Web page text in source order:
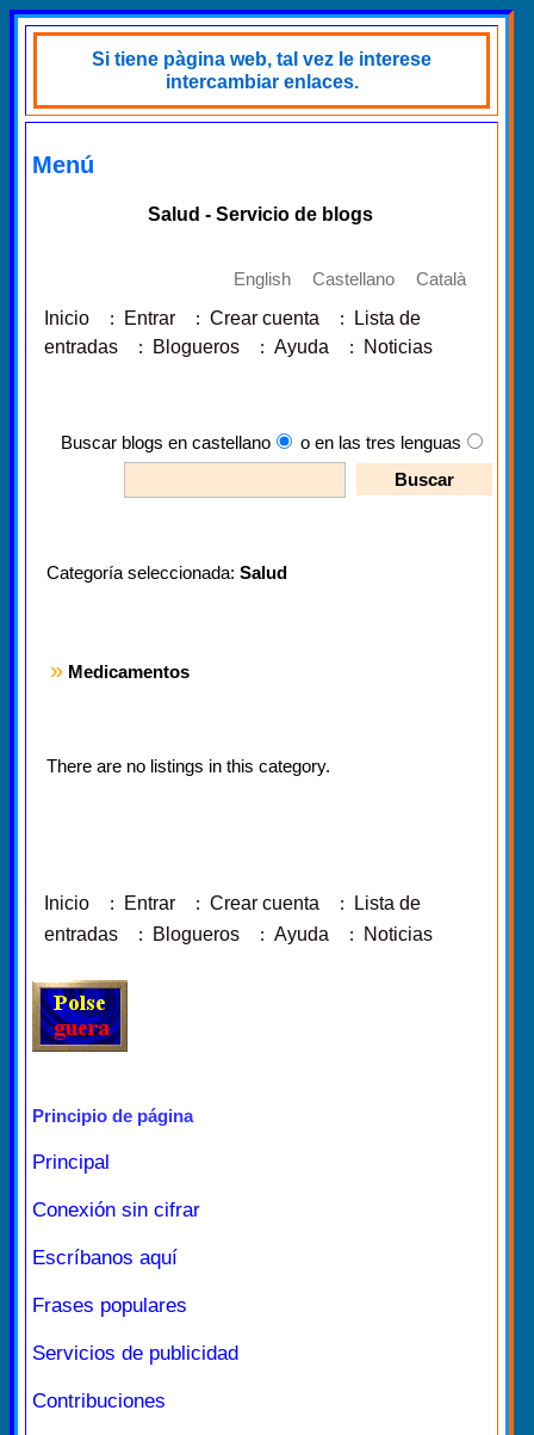
Si tiene pàgina web, tal vez le interese
intercambiar enlaces.
Menú
Salud - Servicio de blogs
English Castellano
Català
Inicio
: Entrar : Crear cuenta :
Lista de
entradas
: Blogueros : Ayuda : Noticias
Buscar blogs en castellano o en las tres lenguas
Categoría seleccionada: Salud
» Medicamentos
There are no listings in this category.
Inicio : Entrar : Crear cuenta :
Lista de
entradas
: Blogueros : Ayuda : Noticias
Principio de página
Principal
Conexión sin cifrar
Escríbanos aquí
Frases populares
Servicios de publicidad
Contribuciones